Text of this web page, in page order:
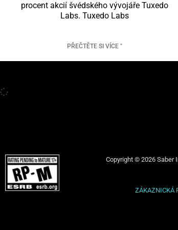
procent akcií švédského vývojáře Tuxedo
Labs. Tuxedo Labs
PŘEČTĚTE SI VÍCE "
Copyright © 2026 Saber
ZÁKAZNICKÁ